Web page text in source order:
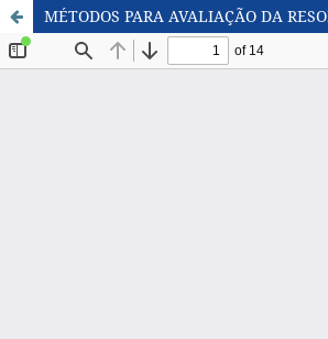
MÉTODOS PARA AVALIAÇÃO DA